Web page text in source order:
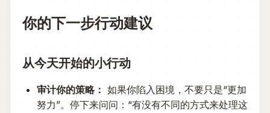
你的下一步行动建议
从今天开始的小行动
审计你的策略： 如果你陷入困境，不要只是“更加
努力”。停下来问问：“有没有不同的方式来处理这